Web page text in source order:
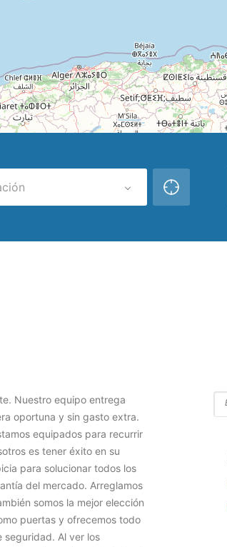
Nuestro equipo entrega
oportuna y sin gasto extra.
equipados para recurrir
es tener éxito en su
para solucionar todos los
del mercado. Arreglamos
somos la mejor elección
puertas y ofrecemos todo
seguridad. Al ver los